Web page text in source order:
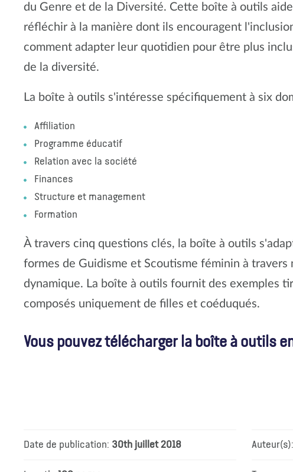
du Genre et de la Diversité. Cette boîte à outils
réfléchir à la manière dont ils encouragent
comment adapter leur quotidien pour être plus
de la diversité.
La boîte à outils s'intéresse spécifiquement à six
Affiliation
Programme éducatif
Relation avec la société
Finances
Structure et management
Formation
À travers cinq questions clés, la boîte à outils
formes de Guidisme et Scoutisme féminin à
dynamique. La boîte à outils fournit des exemples
composés uniquement de filles et coéduqués.
Vous pouvez télécharger la boîte à outils
Date de publication: 30th juillet 2018